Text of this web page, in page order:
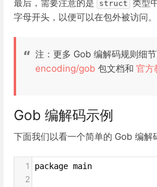
最后，需要注意的是 struct 类型
字母开头，以便可以在包外被访问。
注：更多 Gob 编解码规则细
encoding/gob 包文档和 官方
Gob 编解码示例
下面我们以看一个简单的 Gob 编解
1 package main
2